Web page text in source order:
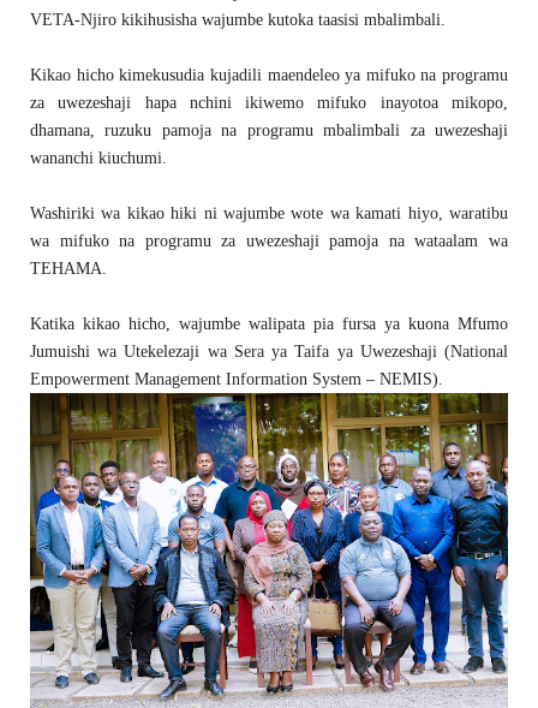
VETA-Njiro kikihusisha wajumbe kutoka taasisi mbalimbali.
Kikao hicho kimekusudia kujadili maendeleo ya mifuko na programu
za uwezeshaji hapa nchini ikiwemo mifuko inayotoa mikopo,
dhamana, ruzuku pamoja na programu mbalimbali za uwezeshaji
wananchi kiuchumi.
Washiriki wa kikao hiki ni wajumbe wote wa kamati hiyo, waratibu
wa mifuko na programu za uwezeshaji pamoja na wataalam wa
TEHAMA.
Katika kikao hicho, wajumbe walipata pia fursa ya kuona Mfumo
Jumuishi wa Utekelezaji wa Sera ya Taifa ya Uwezeshaji (National
Empowerment Management Information System – NEMIS).